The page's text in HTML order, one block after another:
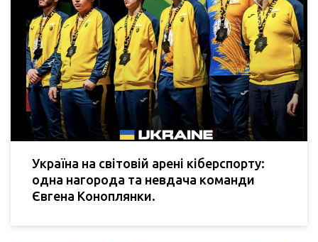
Україна на світовій арені кіберспорту:
одна нагорода та невдача команди
Євгена Коноплянки.